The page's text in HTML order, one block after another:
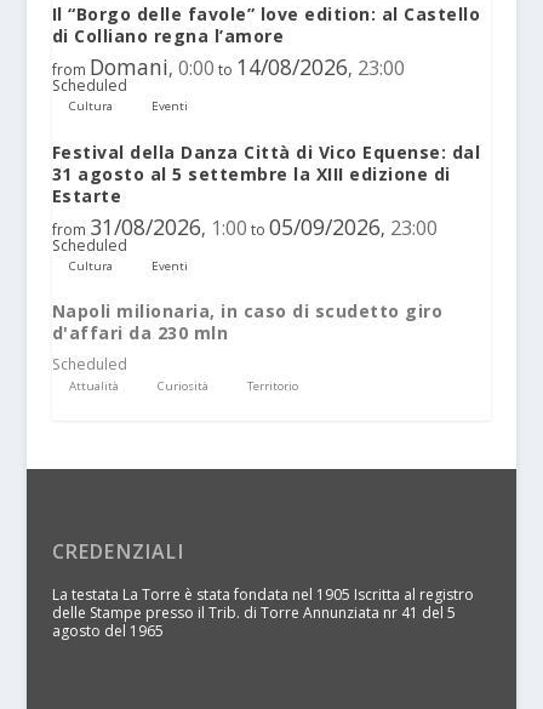
Il “Borgo delle favole” love edition: al Castello
di Colliano regna l’amore
from Domani, 0:00 to 14/08/2026, 23:00
Scheduled
Cultura Eventi
Festival della Danza Città di Vico Equense: dal
31 agosto al 5 settembre la XIII edizione di
Estarte
from 31/08/2026, 1:00 to 05/09/2026, 23:00
Scheduled
Cultura Eventi
Napoli milionaria, in caso di scudetto giro
d'affari da 230 mln
Scheduled
Attualità Curiosità Territorio
CREDENZIALI
La testata La Torre è stata fondata nel 1905 Iscritta al registro
delle Stampe presso il Trib. di Torre Annunziata nr 41 del 5
agosto del 1965